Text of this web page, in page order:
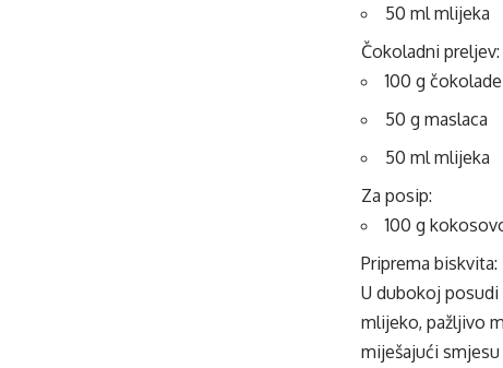
50 ml mlijeka
Čokoladni preljev:
100 g
50 g maslaca
50 ml mlijeka
Za posip:
100 g
Priprema biskvita:
U dubokoj
mlijeko, pažljivo
miješajući